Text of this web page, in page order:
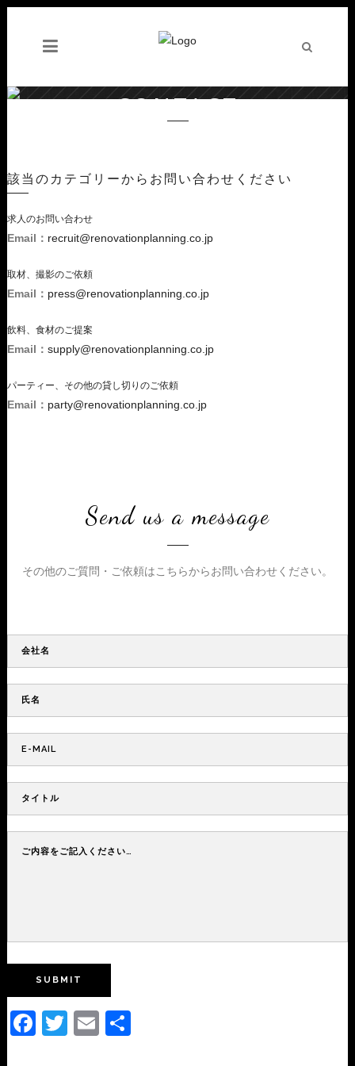
CONTACT
該当のカテゴリーからお問い合わせください
求人のお問い合わせ
Email： recruit@renovationplanning.co.jp
取材、撮影のご依頼
Email： press@renovationplanning.co.jp
飲料、食材のご提案
Email： supply@renovationplanning.co.jp
パーティー、その他の貸し切りのご依頼
Email： party@renovationplanning.co.jp
Send us a message
その他のご質問・ご依頼はこちらからお問い合わせください。
Facebook
TwitterEmail